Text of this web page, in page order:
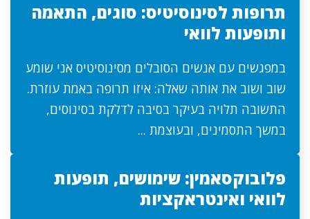
תרופות לסינוסיטיס: סוגים, התאמה
ותופעות לוואי
במפגשים עם אנשים הסובלים מסינוסיטיס אני שומע
שוב ושוב את אותה שאלה: איזו תרופה באמת עוזרת.
התשובה תלויה בעיקר בסיבה לדלקת בסינוסים,
במשך התסמינים, ובעוצמת ...
פלובוקסאמין: שימושים, תופעות
לוואי ואינטראקציות